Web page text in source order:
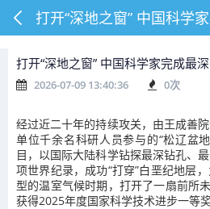
打开“深地之窗” 中国科学家完成最
2026-07-09 13:40:36 0次
经过近二十年的持续攻关，由王成善
单位千余名科研人员参与的“松辽盆
目，以国际大陆科学钻探最深钻孔、
项世界纪录，成功“打穿”白垩纪地层
型的温室气候时期，打开了一扇前所
获得2025年度国家科学技术进步一等奖